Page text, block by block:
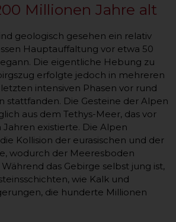
Millionen Jahre alt
geologisch gesehen ein relativ
Hauptauffaltung vor etwa 50
Die eigentliche Hebung zu
erfolgte jedoch in mehreren
intensiven Phasen vor rund
stattfanden. Die Gesteine der Alpen
aus dem Tethys-Meer, das vor
existierte. Die Alpen
Kollision der eurasischen und der
wodurch der Meeresboden
das Gebirge selbst jung ist,
wie Kalk und
die hunderte Millionen